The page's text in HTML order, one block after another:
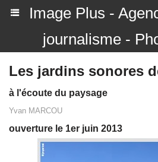
Image Plus -
journalisme -
Les jardins sonores
à l'écoute du paysage
Yvan MARCOU
ouverture le 1er juin 2013